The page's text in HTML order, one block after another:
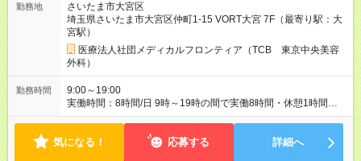
時と異なる部分があります。 雇用形態：中途採用（契約社員）
給与：月給 220,000円以上
勤務地
さいたま市大宮区
埼玉県さいたま市大宮区仲町1-15 VORT大宮 7F（最寄り駅：大
宮駅）
医療法人社団メディカルフロンティア（TCB 東京中央美容
外科）
勤務時間
9:00～19:00
実働時間：8時間/日 9時～19時の間で実働8時間・休憩1時間
（クリニックにより9:00~18:00or10:00~19:00勤務） 【残業ほ
ィナーの予定を入れたり、お買い物、ピラティスのレッスンな
気になる！ 応募する 詳細へ